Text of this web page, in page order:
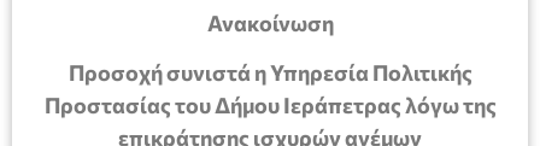
Ανακοίνωση
Προσοχή συνιστά η Υπηρεσία Πολιτικής
Προστασίας του Δήμου Ιεράπετρας λόγω της
επικράτησης ισχυρών ανέμων